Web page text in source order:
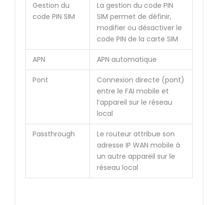
Gestion du
code PIN SIM
La gestion du code PIN
SIM permet de définir,
modifier ou désactiver le
code PIN de la carte SIM
APN APN automatique
Pont
Connexion directe (pont)
entre le FAI mobile et
l’appareil sur le réseau
local
Passthrough
Le routeur attribue son
adresse IP WAN mobile à
un autre appareil sur le
réseau local